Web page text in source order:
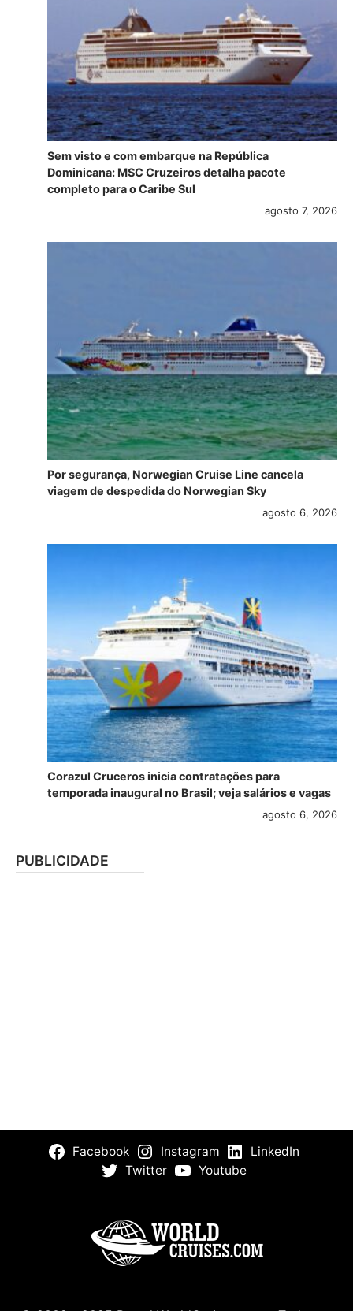
Sem visto e com embarque na República
Dominicana: MSC Cruzeiros detalha pacote
completo para o Caribe Sul
agosto 7, 2026
Por segurança, Norwegian Cruise Line cancela
viagem de despedida do Norwegian Sky
agosto 6, 2026
Corazul Cruceros inicia contratações para
temporada inaugural no Brasil; veja salários e vagas
agosto 6, 2026
PUBLICIDADE
Facebook Instagram
LinkedIn
Twitter
Youtube